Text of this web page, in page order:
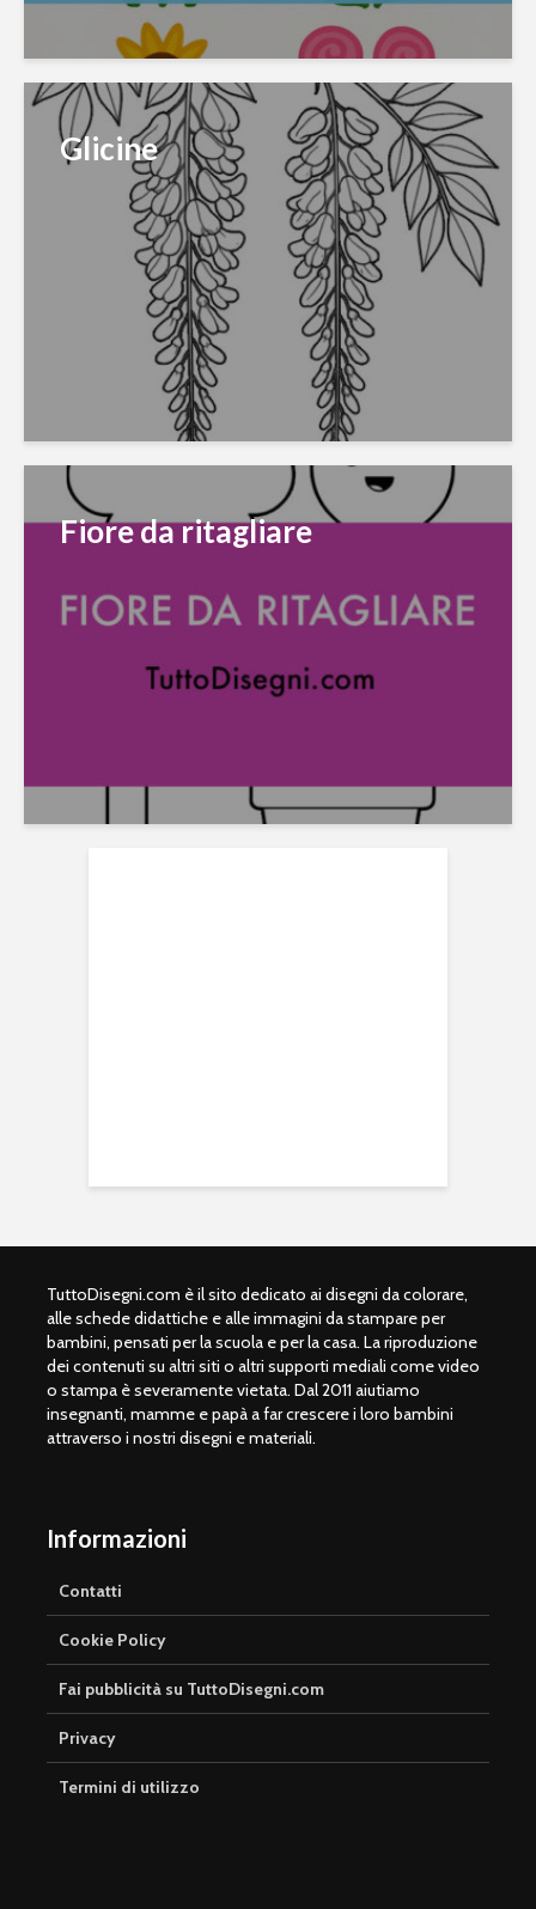
Glicine
Fiore da ritagliare
TuttoDisegni.com è il sito dedicato ai disegni da colorare,
alle schede didattiche e alle immagini da stampare per
bambini, pensati per la scuola e per la casa. La riproduzione
dei contenuti su altri siti o altri supporti mediali come video
o stampa è severamente vietata. Dal 2011 aiutiamo
insegnanti, mamme e papà a far crescere i loro bambini
attraverso i nostri disegni e materiali.
Informazioni
Contatti
Cookie Policy
Fai pubblicità su TuttoDisegni.com
Privacy
Termini di utilizzo